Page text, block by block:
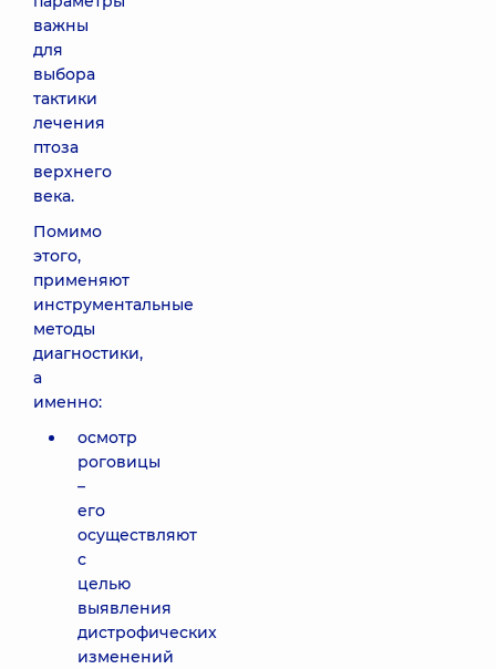
важны
для
выбора
тактики
лечения
птоза
верхнего
века.
Помимо
этого,
применяют
инструментальные
методы
диагностики,
а
именно:
осмотр
роговицы
–
его
осуществляют
с
целью
выявления
дистрофических
изменений